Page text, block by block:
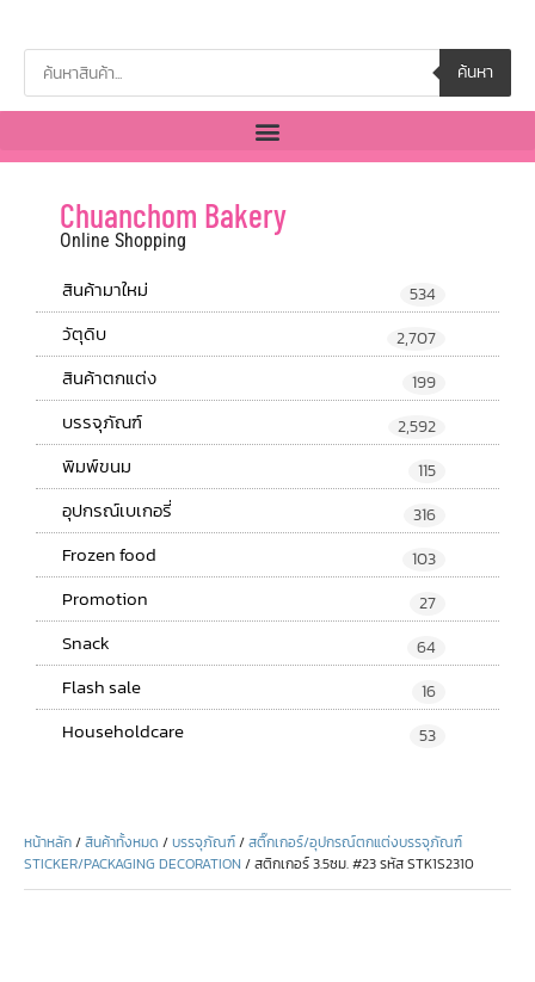
ค้นหา
Chuanchom Bakery
Online Shopping
สินค้ามาใหม่ 534
วัตุดิบ 2,707
สินค้าตกแต่ง 199
บรรจุภัณฑ์ 2,592
พิมพ์ขนม 115
อุปกรณ์เบเกอรี่ 316
Frozen food 103
Promotion 27
Snack 64
Flash sale 16
Householdcare 53
หน้าหลัก/สินค้าทั้งหมด /บรรจุภัณฑ์/สติ๊กเกอร์/อุปกรณ์ตกแต่งบรรจุภัณฑ์
STICKER/PACKAGING DECORATION / สติกเกอร์ 3.5ซม. #23 รหัส STK1S2310